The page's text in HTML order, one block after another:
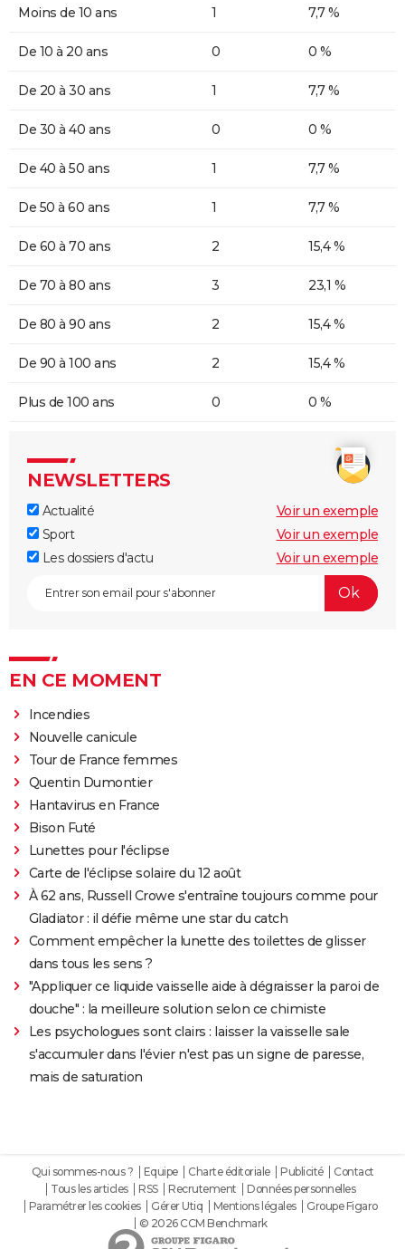
Moins de 10 ans 1 7,7 %
De 10 à 20 ans 0 0 %
De 20 à 30 ans 1 7,7 %
De 30 à 40 ans 0 0 %
De 40 à 50 ans 1 7,7 %
De 50 à 60 ans 1 7,7 %
De 60 à 70 ans 2 15,4 %
De 70 à 80 ans 3 23,1 %
De 80 à 90 ans 2 15,4 %
De 90 à 100 ans 2 15,4 %
Plus de 100 ans 0 0 %
NEWSLETTERS
Actualité
Voir un exemple
Sport
Voir un exemple
Les dossiers d'actu
Voir un exemple
EN CE MOMENT
Incendies
Nouvelle canicule
Tour de France femmes
Quentin Dumontier
Hantavirus en France
Bison Futé
Lunettes pour l'éclipse
Carte de l'éclipse solaire du 12 août
À 62 ans, Russell Crowe s'entraîne toujours comme pour
Gladiator : il défie même une star du catch
Comment empêcher la lunette des toilettes de glisser
dans tous les sens ?
"Appliquer ce liquide vaisselle aide à dégraisser la paroi de
douche" : la meilleure solution selon ce chimiste
Les psychologues sont clairs : laisser la vaisselle sale
s'accumuler dans l'évier n'est pas un signe de paresse,
mais de saturation
Qui sommes-nous ? Equipe Charte éditoriale Publicité
Contact
Tous les articles
RSS Recrutement
Données personnelles
Paramétrer les cookies
Gérer Utiq Mentions légales
Groupe Figaro
© 2026 CCM Benchmark